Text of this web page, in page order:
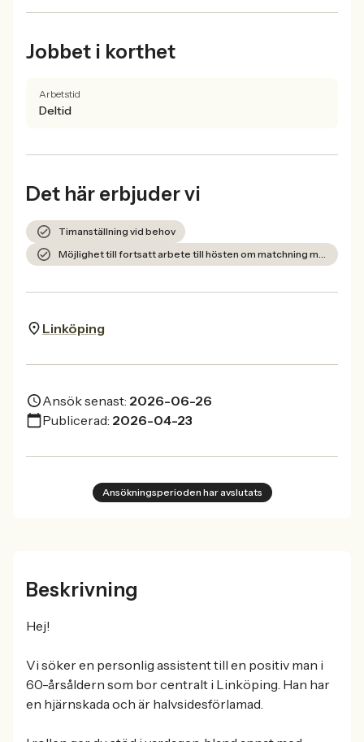
Jobbet i korthet
Arbetstid
Deltid
Det här erbjuder vi
Timanställning vid behov
Möjlighet till fortsatt arbete till hösten om matchning med kunden är bra
Linköping
Ansök senast: 2026-06-26
Publicerad: 2026-04-23
Ansökningsperioden har avslutats
Beskrivning
Hej!
Vi söker en personlig assistent till en positiv man i
60-årsåldern som bor centralt i Linköping. Han har
en hjärnskada och är halvsidesförlamad.